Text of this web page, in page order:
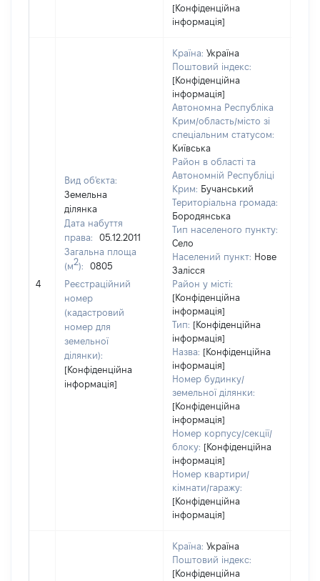
[Конфіденційна
інформація]
4
Вид об'єкта:
Земельна
ділянка
Дата набуття
права:
05.12.2011
Загальна площа
(м2):
0805
Реєстраційний
номер
(кадастровий
номер для
земельної
ділянки):
[Конфіденційна
інформація]
Країна: Україна
Поштовий індекс:
[Конфіденційна
інформація]
Автономна Республіка
Крим/область/місто зі
спеціальним статусом:
Київська
Район в області та
Автономній Республіці
Крим: Бучанський
Територіальна громада:
Бородянська
Тип населеного пункту:
Село
Населений пункт: Нове
Залісся
Район у місті:
[Конфіденційна
інформація]
Тип: [Конфіденційна
інформація]
Назва: [Конфіденційна
інформація]
Номер будинку/
земельної ділянки:
[Конфіденційна
інформація]
Номер корпусу/секції/
блоку: [Конфіденційна
інформація]
Номер квартири/
кімнати/гаражу:
[Конфіденційна
інформація]
Країна: Україна
Поштовий індекс:
[Конфіденційна